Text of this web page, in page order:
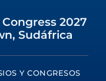
2027
Sudáfrica
Y CONGRESOS